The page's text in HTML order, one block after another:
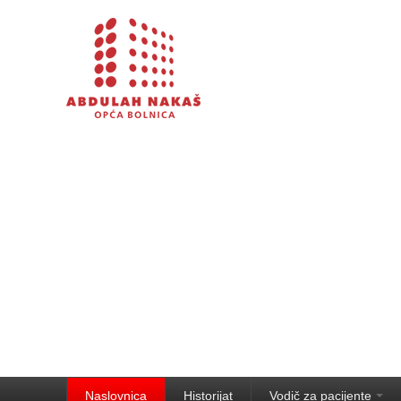
Naslovnica Historijat Vodič za pacijente